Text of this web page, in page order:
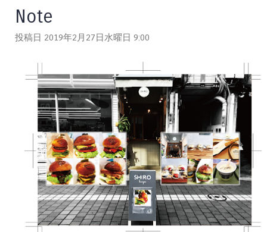
Note
投稿日 2019年2月27日水曜日 9:00